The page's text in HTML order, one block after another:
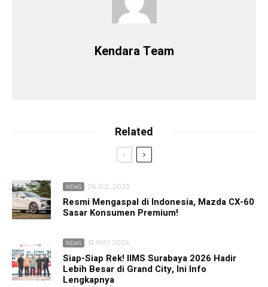
Kendara Team
Related
NEWS 26 JUL 2023
Resmi Mengaspal di Indonesia, Mazda CX-60
Sasar Konsumen Premium!
NEWS 19 MAY 2026
Siap-Siap Rek! IIMS Surabaya 2026 Hadir
Lebih Besar di Grand City, Ini Info
Lengkapnya